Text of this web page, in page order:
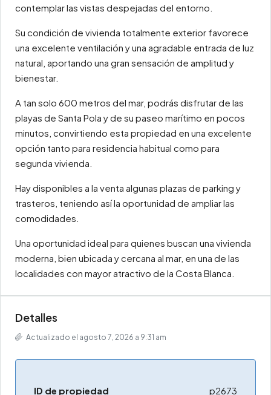
contemplar las vistas despejadas del entorno.
Su condición de vivienda totalmente exterior favorece
una excelente ventilación y una agradable entrada de luz
natural, aportando una gran sensación de amplitud y
bienestar.
A tan solo 600 metros del mar, podrás disfrutar de las
playas de Santa Pola y de su paseo marítimo en pocos
minutos, convirtiendo esta propiedad en una excelente
opción tanto para residencia habitual como para
segunda vivienda.
Hay disponibles a la venta algunas plazas de parking y
trasteros, teniendo así la oportunidad de ampliar las
comodidades.
Una oportunidad ideal para quienes buscan una vivienda
moderna, bien ubicada y cercana al mar, en una de las
localidades con mayor atractivo de la Costa Blanca.
Detalles
Actualizado el agosto 7, 2026 a 9:31 am
ID de propiedad p2673